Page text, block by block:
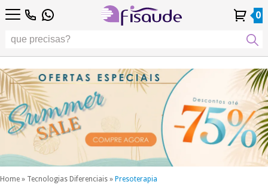
Pessoal
Encomendas
4,8 4,8
Diferenciais
Fisaude
Ocasião
SUMMER
SALE
Fisioterapia
Podología
Estética,
dermocosmética
e medicina
estética
Wellness,
qualidade
de vida e
cuidado
corporal
PT
DE
0
Home » Tecnologias Diferenciais » Presoterapia
Pessoal
Encomendas
4,8
Diferenciais
Fisaude
Ocasião
SUMMER
SALE
Fisioterapia
Estética,
dermocosmética
e medicina
estética
Wellness,
qualidade
PT
DE